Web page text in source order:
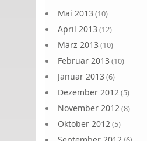
Mai 2013 (10)
April 2013 (12)
März 2013 (10)
Februar 2013 (10)
Januar 2013 (6)
Dezember 2012(5)
November 2012(8)
Oktober 2012(5)